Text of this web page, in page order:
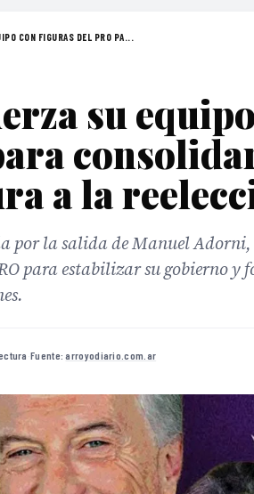
CON FIGURAS DEL PRO PA...
su
a la
por la salida de Manuel
para estabilizar su gobierno y
·Fuente:arroyodiario.com.ar